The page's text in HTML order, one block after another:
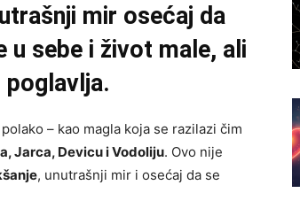
mir osećaj da
u sebe i život male, ali
– kao magla koja se razilazi čim
Jarca, Devicu i Vodoliju. Ovo nije
, unutrašnji mir i osećaj da se